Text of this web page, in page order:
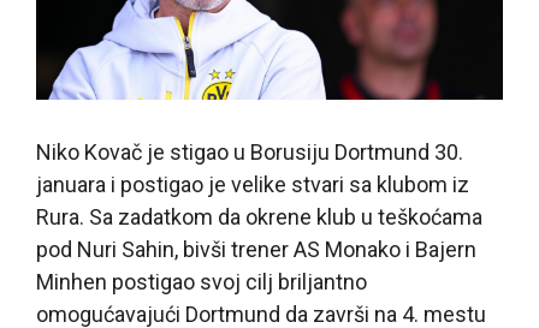
Niko Kovač je stigao u Borusiju Dortmund 30.
januara i postigao je velike stvari sa klubom iz
Rura. Sa zadatkom da okrene klub u teškoćama
pod Nuri Sahin, bivši trener AS Monako i Bajern
Minhen postigao svoj cilj briljantno
omogućavajući Dortmund da završi na 4. mestu